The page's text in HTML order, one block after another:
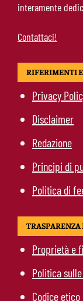
interamente
Contattaci!
RIFERIMENTI
Privacy
Disclaimer
Redazione
Principi di
Politica di
TRASPARENZA
Proprietà e
Politica
Codice etico